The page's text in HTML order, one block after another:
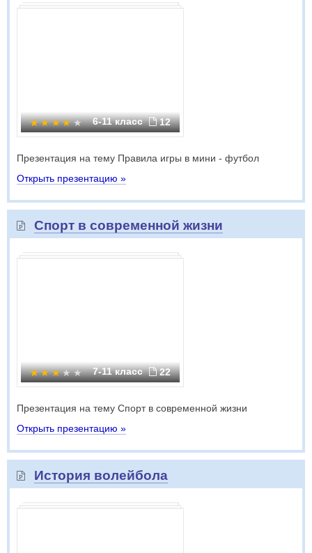
6-11 класс 12
Презентация на тему Правила игры в мини - футбол
Открыть презентацию »
Спорт в современной жизни
7-11 класс 22
Презентация на тему Спорт в современной жизни
Открыть презентацию »
История волейбола